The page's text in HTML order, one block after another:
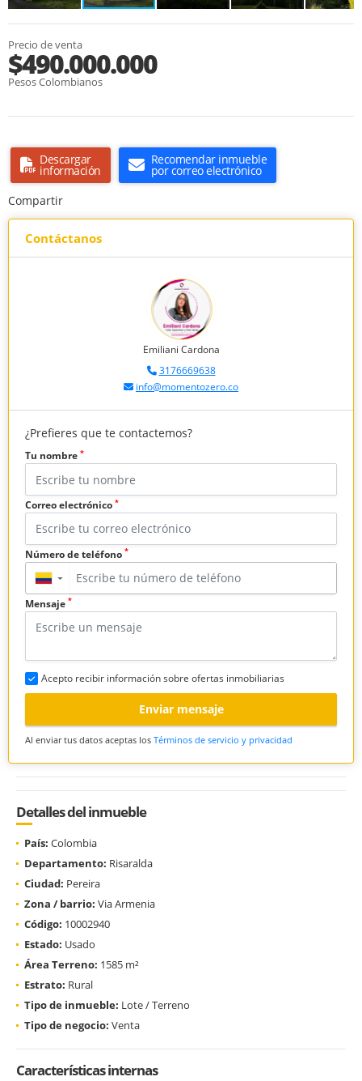
Precio de venta
$490.000.000
Pesos Colombianos
Descargar
información
Recomendar inmueble
por correo electrónico
Compartir
Contáctanos
Emiliani Cardona
3176669638
info@momentozero.co
¿Prefieres que te contactemos?
Tu nombre *
Correo electrónico *
Número de teléfono *
▼
Mensaje *
Acepto recibir información sobre ofertas inmobiliarias
Enviar mensaje
Al enviar tus datos aceptas los Términos de servicio y privacidad
Detalles del inmueble
País: Colombia
Departamento: Risaralda
Ciudad: Pereira
Zona / barrio: Via Armenia
Código: 10002940
Estado: Usado
Área Terreno: 1585 m²
Estrato: Rural
Tipo de inmueble: Lote / Terreno
Tipo de negocio: Venta
Características internas